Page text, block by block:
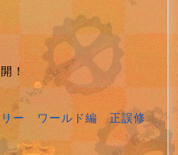
！
リー ワールド編 正誤修